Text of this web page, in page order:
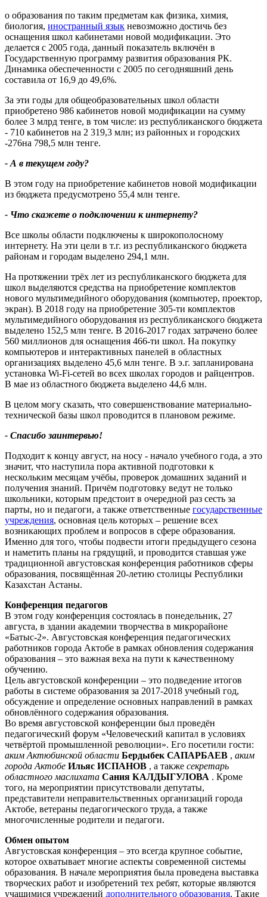
о образования по таким предметам как физика, химия,
биология, иностранный язык невозможно достичь без
оснащения школ кабинетами новой модификации. Это
делается с 2005 года, данный показатель включён в
Государственную программу развития образования РК.
Динамика обеспеченности с 2005 по сегодняшний день
составила от 16,9 до 49,6%.
За эти годы для общеобразовательных школ области
приобретено 986 кабинетов новой модификации на сумму
более 3 млрд тенге, в том числе: из республиканского бюджета
- 710 кабинетов на 2 319,3 млн; из районных и городских
-276на 798,5 млн тенге.
- А в текущем году?
В этом году на приобретение кабинетов новой модификации
из бюджета предусмотрено 55,4 млн тенге.
- Что скажете о подключении к интернету?
Все школы области подключены к широкополосному
интернету. На эти цели в т.г. из республиканского бюджета
районам и городам выделено 294,1 млн.
На протяжении трёх лет из республиканского бюджета для
школ выделяются средства на приобретение комплектов
нового мультимедийного оборудования (компьютер, проектор,
экран). В 2018 году на приобретение 305-ти комплектов
мультимедийного оборудования из республиканского бюджета
выделено 152,5 млн тенге. В 2016-2017 годах затрачено более
560 миллионов для оснащения 466-ти школ. На покупку
компьютеров и интерактивных панелей в областных
организациях выделено 45,6 млн тенге. В э.г. запланирована
установка Wi-Fi-сетей во всех школах городов и райцентров.
В мае из областного бюджета выделено 44,6 млн.
В целом могу сказать, что совершенствование материально-
технической базы школ проводится в плановом режиме.
- Спасибо заинтервью!
Подходит к концу август, на носу - начало учебного года, а это
значит, что наступила пора активной подготовки к
нескольким месяцам учёбы, проверок домашних заданий и
получения знаний. Причём подготовку ведут не только
школьники, которым предстоит в очередной раз сесть за
парты, но и педагоги, а также ответственные государственные
учреждения, основная цель которых – решение всех
возникающих проблем и вопросов в сфере образования.
Именно для того, чтобы подвести итоги предыдущего сезона
и наметить планы на грядущий, и проводится ставшая уже
традиционной августовская конференция работников сферы
образования, посвящённая 20-летию столицы Республики
Казахстан Астаны.
Конференция педагогов
В этом году конференция состоялась в понедельник, 27
августа, в здании академии творчества в микрорайоне
«Батыс-2». Августовская конференция педагогических
работников города Актобе в рамках обновления содержания
образования – это важная веха на пути к качественному
обучению.
Цель августовской конференции – это подведение итогов
работы в системе образования за 2017-2018 учебный год,
обсуждение и определение основных направлений в рамках
обновлённого содержания образования.
Во время августовской конференции был проведён
педагогический форум «Человеческий капитал в условиях
четвёртой промышленной революции». Его посетили гости:
аким Актюбинской области Бердыбек САПАРБАЕВ , аким
города Актобе Ильяс ИСПАНОВ , а также секретарь
областного маслихата Сания КАЛДЫГУЛОВА . Кроме
того, на мероприятии присутствовали депутаты,
представители неправительственных организаций города
Актобе, ветераны педагогического труда, а также
многочисленные родители и педагоги.
Обмен опытом
Августовская конференция – это всегда крупное событие,
которое охватывает многие аспекты современной системы
образования. В начале мероприятия была проведена выставка
творческих работ и изобретений тех ребят, которые являются
учащимися учреждений дополнительного образования. Такие